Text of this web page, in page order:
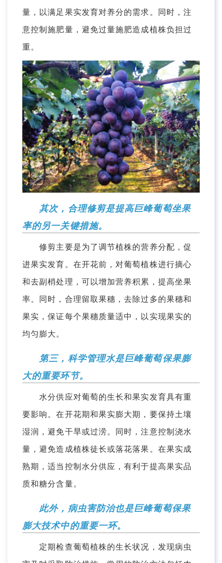
量，以满足果实发育对养分的需求。同时，注
意控制施肥量，避免过量施肥造成植株负担过
重。
其次，合理修剪是提高巨峰葡萄坐果
率的另一关键措施。
修剪主要是为了调节植株的营养分配，促
进果实发育。在开花前，对葡萄植株进行摘心
和去副梢处理，可以增加营养积累，提高坐果
率。同时，合理留取果穗，去除过多的果穗和
果实，保证每个果穗质量适中，以实现果实的
均匀膨大。
第三，科学管理水是巨峰葡萄保果膨
大的重要环节。
水分供应对葡萄的生长和果实发育具有重
要影响。在开花期和果实膨大期，要保持土壤
湿润，避免干旱或过涝。同时，注意控制浇水
量，避免造成植株徒长或落花落果。在果实成
熟期，适当控制水分供应，有利于提高果实品
质和糖分含量。
此外，病虫害防治也是巨峰葡萄保果
膨大技术中的重要一环。
定期检查葡萄植株的生长状况，发现病虫